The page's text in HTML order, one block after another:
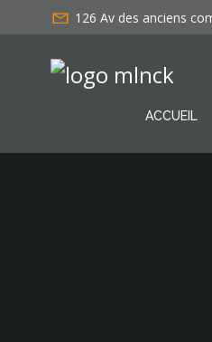
au
126 Av des anciens
ACCUEIL